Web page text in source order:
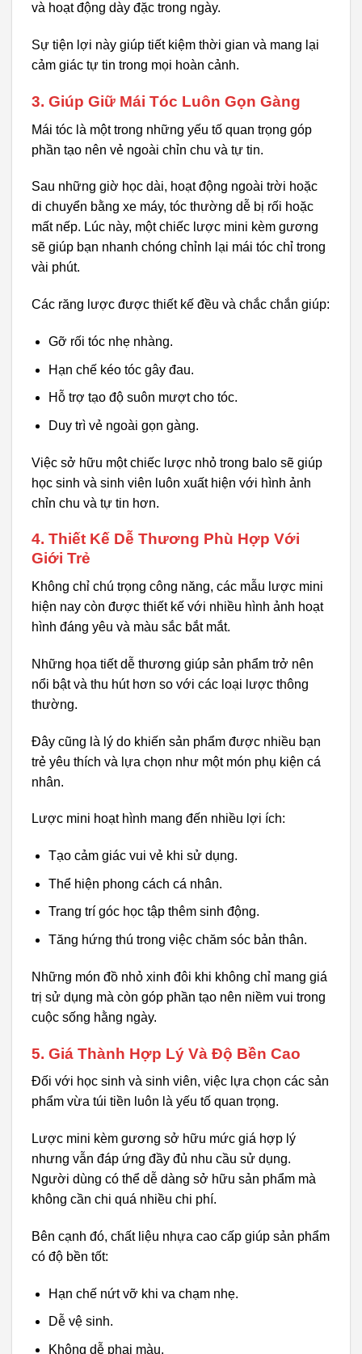
và hoạt động dày đặc trong ngày.
Sự tiện lợi này giúp tiết kiệm thời gian và mang lại
cảm giác tự tin trong mọi hoàn cảnh.
3. Giúp Giữ Mái Tóc Luôn Gọn Gàng
Mái tóc là một trong những yếu tố quan trọng góp
phần tạo nên vẻ ngoài chỉn chu và tự tin.
Sau những giờ học dài, hoạt động ngoài trời hoặc
di chuyển bằng xe máy, tóc thường dễ bị rối hoặc
mất nếp. Lúc này, một chiếc lược mini kèm gương
sẽ giúp bạn nhanh chóng chỉnh lại mái tóc chỉ trong
vài phút.
Các răng lược được thiết kế đều và chắc chắn giúp:
Gỡ rối tóc nhẹ nhàng.
Hạn chế kéo tóc gây đau.
Hỗ trợ tạo độ suôn mượt cho tóc.
Duy trì vẻ ngoài gọn gàng.
Việc sở hữu một chiếc lược nhỏ trong balo sẽ giúp
học sinh và sinh viên luôn xuất hiện với hình ảnh
chỉn chu và tự tin hơn.
4. Thiết Kế Dễ Thương Phù Hợp Với
Giới Trẻ
Không chỉ chú trọng công năng, các mẫu lược mini
hiện nay còn được thiết kế với nhiều hình ảnh hoạt
hình đáng yêu và màu sắc bắt mắt.
Những họa tiết dễ thương giúp sản phẩm trở nên
nổi bật và thu hút hơn so với các loại lược thông
thường.
Đây cũng là lý do khiến sản phẩm được nhiều bạn
trẻ yêu thích và lựa chọn như một món phụ kiện cá
nhân.
Lược mini hoạt hình mang đến nhiều lợi ích:
Tạo cảm giác vui vẻ khi sử dụng.
Thể hiện phong cách cá nhân.
Trang trí góc học tập thêm sinh động.
Tăng hứng thú trong việc chăm sóc bản thân.
Những món đồ nhỏ xinh đôi khi không chỉ mang giá
trị sử dụng mà còn góp phần tạo nên niềm vui trong
cuộc sống hằng ngày.
5. Giá Thành Hợp Lý Và Độ Bền Cao
Đối với học sinh và sinh viên, việc lựa chọn các sản
phẩm vừa túi tiền luôn là yếu tố quan trọng.
Lược mini kèm gương sở hữu mức giá hợp lý
nhưng vẫn đáp ứng đầy đủ nhu cầu sử dụng.
Người dùng có thể dễ dàng sở hữu sản phẩm mà
không cần chi quá nhiều chi phí.
Bên cạnh đó, chất liệu nhựa cao cấp giúp sản phẩm
có độ bền tốt:
Hạn chế nứt vỡ khi va chạm nhẹ.
Dễ vệ sinh.
Không dễ phai màu.